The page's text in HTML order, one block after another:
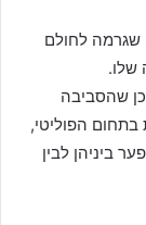
שגרמה לחולם
שלו.
שהסביבה
בתחום הפוליטי,
ביניהן לבין